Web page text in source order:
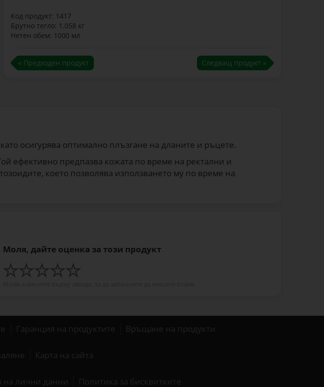
Код продукт: 1417
Брутно тегло: 1.058 кг
Нетен обем: 1000 мл
« Предходен продукт Следващ продукт »
осигурява оптимално плъзгане на дланите и ръцете.
ефективно предпазва кожата по време на ректални и
което позволява използването му по време на
Моля, дайте оценка за този продукт
Гаранция на продуктите Връщане на продукти
Карта на сайта
на лични данни Политика за бисквитките